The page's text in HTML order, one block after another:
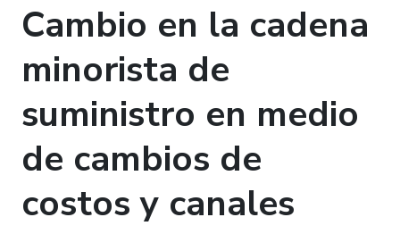
Cambio en la cadena
minorista de
suministro en medio
de cambios de
costos y canales